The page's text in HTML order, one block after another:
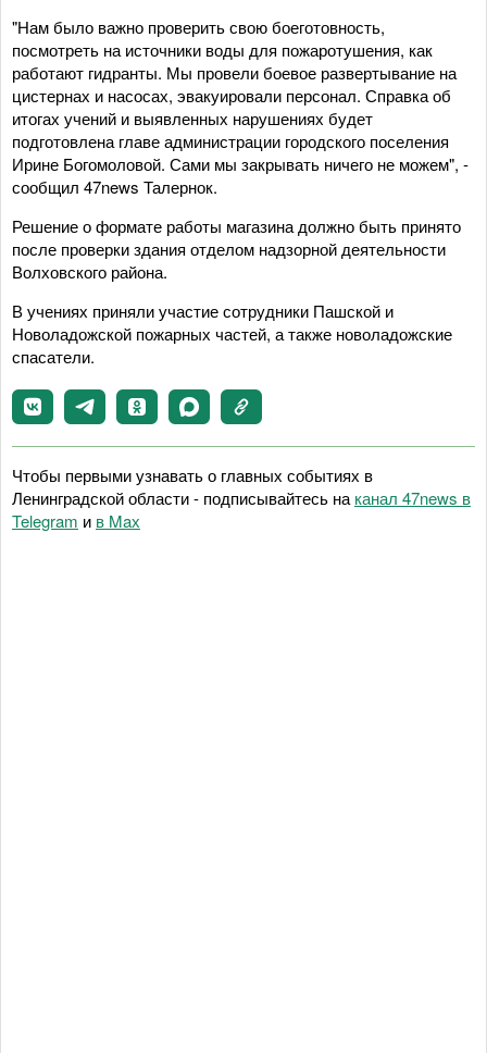
"Нам было важно проверить свою боеготовность,
посмотреть на источники воды для пожаротушения, как
работают гидранты. Мы провели боевое развертывание на
цистернах и насосах, эвакуировали персонал. Справка об
итогах учений и выявленных нарушениях будет
подготовлена главе администрации городского поселения
Ирине Богомоловой. Сами мы закрывать ничего не можем", -
сообщил 47news Талернок.
Решение о формате работы магазина должно быть принято
после проверки здания отделом надзорной деятельности
Волховского района.
В учениях приняли участие сотрудники Пашской и
Новоладожской пожарных частей, а также новоладожские
спасатели.
Чтобы первыми узнавать о главных событиях в
Ленинградской области - подписывайтесь на канал 47news в
Telegram и в Maх